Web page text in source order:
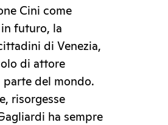
Cini come
futuro, la
di Venezia,
di attore
parte del mondo.
risorgesse
ha sempre